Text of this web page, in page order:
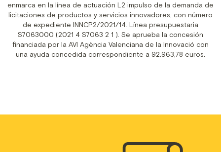
enmarca en la línea de actuación L2 impulso de la demanda de
licitaciones de productos y servicios innovadores, con número
de expediente INNCP2/2021/14. Línea presupuestaria
S7063000 (2021 4 S7063 2 1 ). Se aprueba la concesión
financiada por la AVI Agència Valenciana de la Innovació con
una ayuda concedida correspondiente a 92.963,78 euros.